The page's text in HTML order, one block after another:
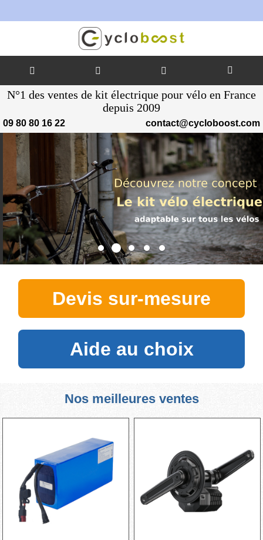
Allez
N°1 des ventes de kit électrique pour vélo en France
depuis 2009
09 80 80 16 22 contact@cycloboost.com
Devis sur-mesure
Aide au choix
Nos meilleures ventes